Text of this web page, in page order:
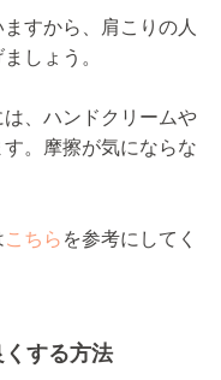
すから、肩こりの人
しょう。
、ハンドクリームや
。摩擦が気にならな
こちら を参考にしてく
する方法